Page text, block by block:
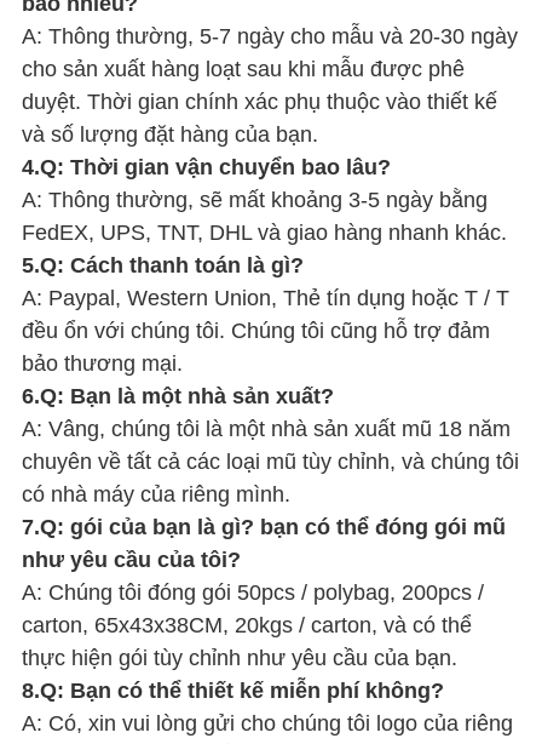
A: Thông thường, 5-7 ngày cho mẫu và 20-30 ngày
cho sản xuất hàng loạt sau khi mẫu được phê
duyệt. Thời gian chính xác phụ thuộc vào thiết kế
và số lượng đặt hàng của bạn.
4.Q: Thời gian vận chuyển bao lâu?
A: Thông thường, sẽ mất khoảng 3-5 ngày bằng
FedEX, UPS, TNT, DHL và giao hàng nhanh khác.
5.Q: Cách thanh toán là gì?
A: Paypal, Western Union, Thẻ tín dụng hoặc T / T
đều ổn với chúng tôi. Chúng tôi cũng hỗ trợ đảm
bảo thương mại.
6.Q: Bạn là một nhà sản xuất?
A: Vâng, chúng tôi là một nhà sản xuất mũ 18 năm
chuyên về tất cả các loại mũ tùy chỉnh, và chúng tôi
có nhà máy của riêng mình.
7.Q: gói của bạn là gì? bạn có thể đóng gói mũ
như yêu cầu của tôi?
A: Chúng tôi đóng gói 50pcs / polybag, 200pcs /
carton, 65x43x38CM, 20kgs / carton, và có thể
thực hiện gói tùy chỉnh như yêu cầu của bạn.
8.Q: Bạn có thể thiết kế miễn phí không?
A: Có, xin vui lòng gửi cho chúng tôi logo của riêng